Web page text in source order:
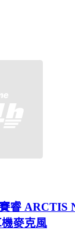
賽睿 ARCTIS
麥克風